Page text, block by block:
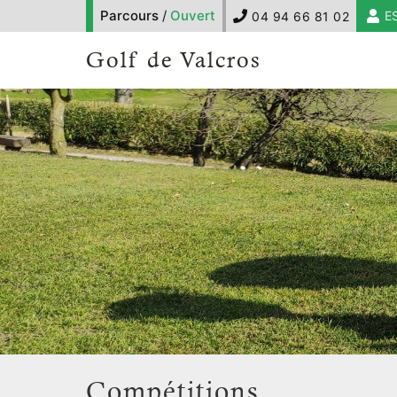
Parcours / Ouvert 04 94 66 81 02
Golf de Valcros